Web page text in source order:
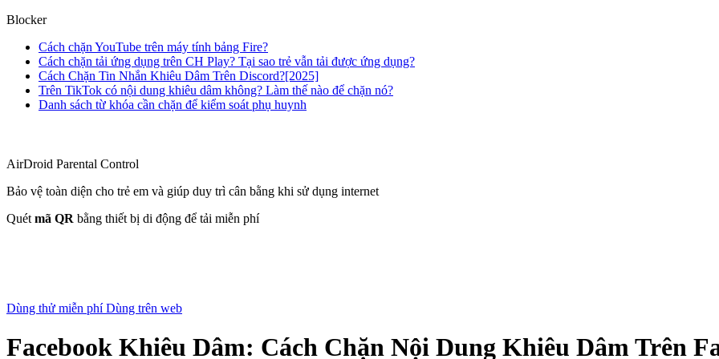
Blocker
Cách chặn YouTube trên máy tính bảng Fire?
Cách chặn tải ứng dụng trên CH Play? Tại sao trẻ vẫn tải được ứng dụng?
Cách Chặn Tin Nhắn Khiêu Dâm Trên Discord?[2025]
Trên TikTok có nội dung khiêu dâm không? Làm thế nào để chặn nó?
Danh sách từ khóa cần chặn để kiểm soát phụ huynh
AirDroid Parental Control
Bảo vệ toàn diện cho trẻ em và giúp duy trì cân bằng khi sử dụng internet
Quét mã QR bằng thiết bị di động để tải miễn phí
Dùng thử miễn phíDùng trên web
Facebook Khiêu Dâm: Cách Chặn Nội Dung Khiêu Dâm Trên